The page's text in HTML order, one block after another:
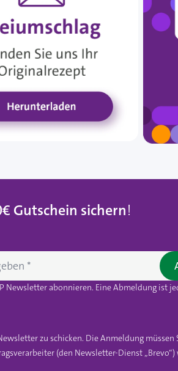
Gutschein sichern!
Newsletter abonnieren. Eine Abmeldung ist
zu schicken. Die Anmeldung
(den Newsletter-Dienst